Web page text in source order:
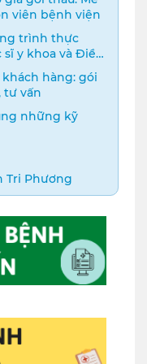
viên bệnh viện
trình thực
y khoa và Điều
hàng: gói
tư vấn
những kỹ
Tri Phương